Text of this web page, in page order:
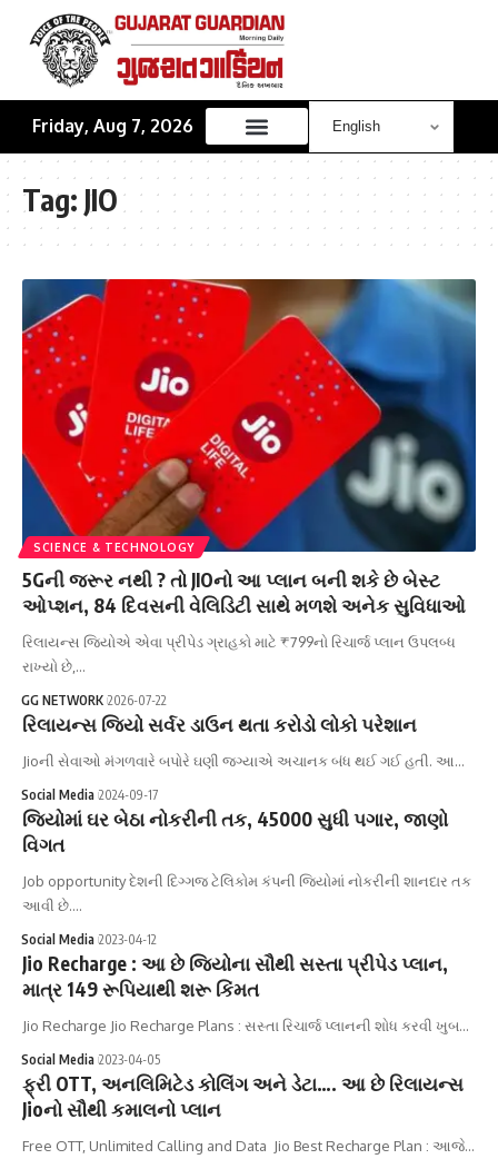
Friday, Aug 7, 2026
Tag: JIO
SCIENCE & TECHNOLOGY
5Gની જરૂર નથી ? તો JIOનો આ પ્લાન બની શકે છે બેસ્ટ
ઓપ્શન, 84 દિવસની વેલિડિટી સાથે મળશે અનેક સુવિધાઓ
રિલાયન્સ જિયોએ એવા પ્રીપેડ ગ્રાહકો માટે ₹799નો રિચાર્જ પ્લાન ઉપલબ્ધ
રાખ્યો છે,…
GG NETWORK 2026-07-22
રિલાયન્સ જિયો સર્વર ડાઉન થતા કરોડો લોકો પરેશાન
Jioની સેવાઓ મંગળવારે બપોરે ઘણી જગ્યાએ અચાનક બંધ થઈ ગઈ હતી. આ…
Social Media 2024-09-17
જિયોમાં ઘર બેઠા નોકરીની તક, 45000 સુધી પગાર, જાણો
વિગત
Job opportunity દેશની દિગ્ગજ ટેલિકોમ કંપની જિયોમાં નોકરીની શાનદાર તક
આવી છે.…
Social Media 2023-04-12
Jio Recharge : આ છે જિયોના સૌથી સસ્તા પ્રીપેડ પ્લાન,
માત્ર 149 રૂપિયાથી શરૂ કિંમત
Jio Recharge Jio Recharge Plans : સસ્તા રિચાર્જ પ્લાનની શોધ કરવી ખુબ…
Social Media 2023-04-05
ફ્રી OTT, અનલિમિટેડ કોલિંગ અને ડેટા…. આ છે રિલાયન્સ
Jioનો સૌથી કમાલનો પ્લાન
Free OTT, Unlimited Calling and Data Jio Best Recharge Plan : આજે…